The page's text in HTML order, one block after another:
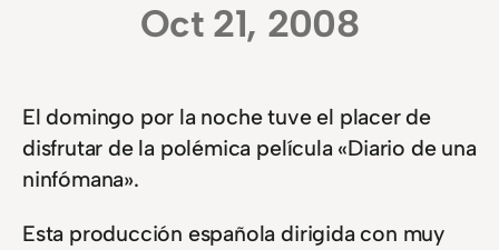
Oct 21, 2008
El domingo por la noche tuve el placer de
disfrutar de la polémica película «Diario de una
ninfómana».
Esta producción española dirigida con muy